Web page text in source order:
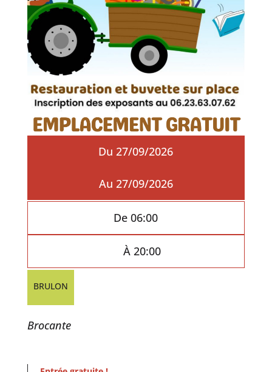
Du 27/09/2026
Au 27/09/2026
De 06:00
À 20:00
BRULON
Brocante